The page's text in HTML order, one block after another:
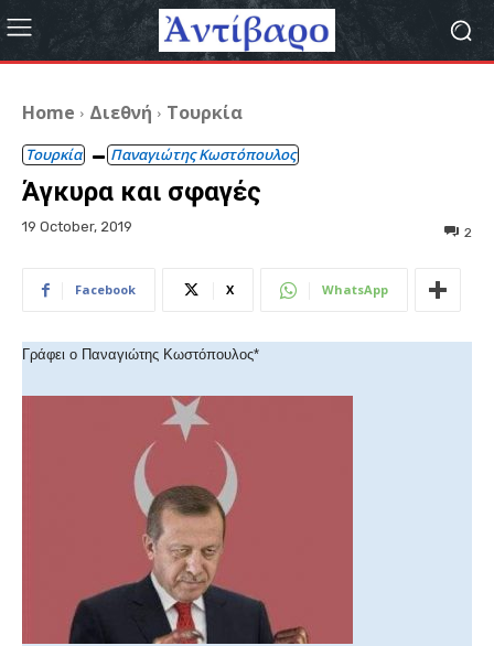
Home Διεθνή Τουρκία
Τουρκία Παναγιώτης Κωστόπουλος
Άγκυρα και σφαγές
19 October, 2019 2
Facebook X WhatsApp
Γράφει ο Παναγιώτης Κωστόπουλος*